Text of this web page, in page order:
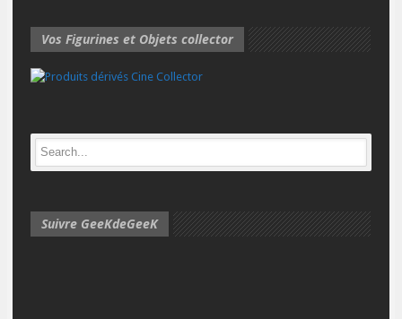
Vos Figurines et Objets collector
Suivre GeeKdeGeeK